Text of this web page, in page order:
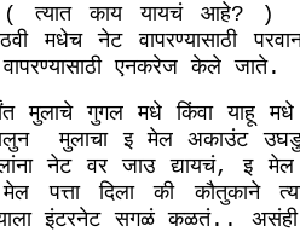
त्यात काय यायचं आहे? )
मधेच नेट वापरण्यासाठी
वापरण्यासाठी एनकरेज केले जाते.
मुलाचे गुगल मधे किंवा याहू मधे
मुलाचा इ मेल अकाउंट
नेट वर जाउ द्यायचं,इ मेल
मेल पत्ता दिला की कौतुकाने
इंटरनेट सगळं कळतं.. असंही